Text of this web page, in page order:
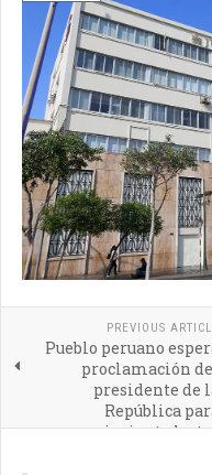
PREVIOUS
Pueblo peruano
proclamación
presidente de
República
siguiente